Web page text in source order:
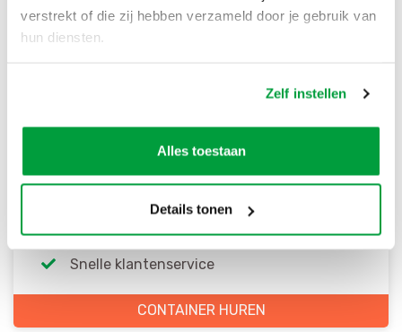
verstrekt of die zij hebben verzameld door je gebruik van
hun diensten.
Zelf instellen
Alles toestaan
Details tonen
Bestel direct je container
Scherpe prijzen
Snelle levering
Goede kwaliteit
Snelle klantenservice
CONTAINER HUREN